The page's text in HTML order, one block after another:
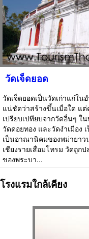
วัดเจ็ดยอด
วัดเจ็ดยอดเป็นวัดเก่าแก่ใน
แน่ชัดว่าสร้างขึ้นเมื่อใด แ
เปรียบเปทียบจากวัดอื่นๆ ใ
วัดดอยทอง และวัดงำเมือง
เป็นอาณานิคมของพม่ายาว
เชียงรายเสื่อมโทรม วัดถูก
ของพระบา...
โรงแรมใกล้เคียง